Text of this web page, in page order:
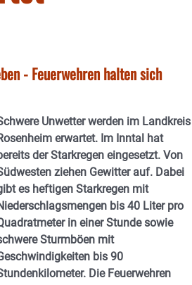
- Feuerwehren halten sich
Unwetter werden im Landkreis
erwartet. Im Inntal hat
der Starkregen eingesetzt. Von
ziehen Gewitter auf. Dabei
es heftigen Starkregen mit
bis 40 Liter pro
in einer Stunde sowie
Sturmböen mit
bis 90
Die Feuerwehren